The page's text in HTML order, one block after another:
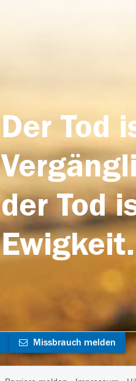
Der Tod
der Tod
Ewigkeit.
Missbrauch melden